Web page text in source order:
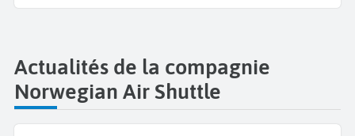
Actualités de la compagnie
Norwegian Air Shuttle